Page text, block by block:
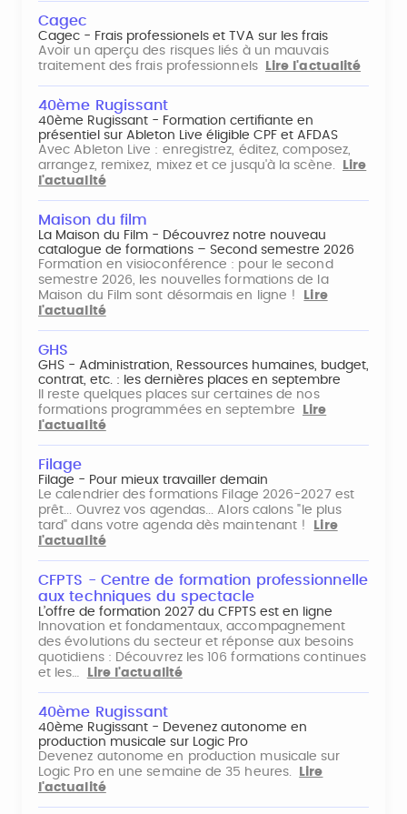
Cagec
Cagec - Frais professionels et TVA sur les frais
Avoir un aperçu des risques liés à un mauvais
traitement des frais professionnels
Lire l'actualité
40ème Rugissant
40ème Rugissant - Formation certifiante en
présentiel sur Ableton Live éligible CPF et AFDAS
Avec Ableton Live : enregistrez, éditez, composez,
arrangez, remixez, mixez et ce jusqu'à la scène.
Lire
l'actualité
Maison du film
La Maison du Film - Découvrez notre nouveau
catalogue de formations – Second semestre 2026
Formation en visioconférence : pour le second
semestre 2026, les nouvelles formations de la
Maison du Film sont désormais en ligne !
Lire
l'actualité
GHS
GHS - Administration, Ressources humaines, budget,
contrat, etc. : les dernières places en septembre
Il reste quelques places sur certaines de nos
formations programmées en septembre
Lire
l'actualité
Filage
Filage - Pour mieux travailler demain
Le calendrier des formations Filage 2026-2027 est
prêt... Ouvrez vos agendas... Alors calons "le plus
tard" dans votre agenda dès maintenant !
Lire
l'actualité
CFPTS - Centre de formation professionnelle
aux techniques du spectacle
L’offre de formation 2027 du CFPTS est en ligne
Innovation et fondamentaux, accompagnement
des évolutions du secteur et réponse aux besoins
quotidiens : Découvrez les 106 formations continues
et les…
Lire l'actualité
40ème Rugissant
40ème Rugissant - Devenez autonome en
production musicale sur Logic Pro
Devenez autonome en production musicale sur
Logic Pro en une semaine de 35 heures.
Lire
l'actualité